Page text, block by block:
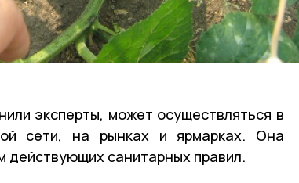
эксперты, может осуществляться в
сети, на рынках и ярмарках. Она
санитарных правил.